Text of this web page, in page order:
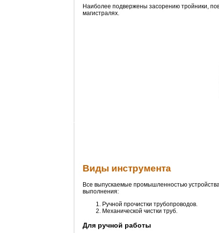
Наиболее подвержены засорению тройники,
магистралях.
Виды инструмента
Все выпускаемые промышленностью
выполнения:
Ручной прочистки трубопроводов.
Механической чистки труб.
Для ручной работы